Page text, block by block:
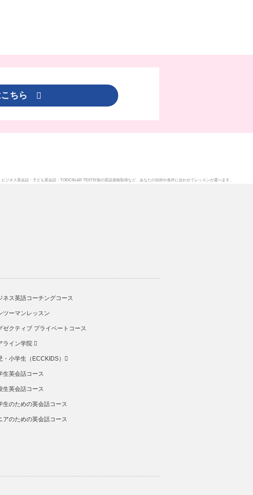
こちら
ビジネス英会話・ 子ども英会話・ TOEIC®L&R TEST対策の英語資格取得など、あなたの目的や条件に合わせてレッスンが選べます。
ネス英語コーチングコース
ツーマンレッスン
ゼクティブ プライベートコース
ライン学院
・小学生（ECCKIDS）
生英会話コース
生英会話コース
生のための英会話コース
アのための英会話コース